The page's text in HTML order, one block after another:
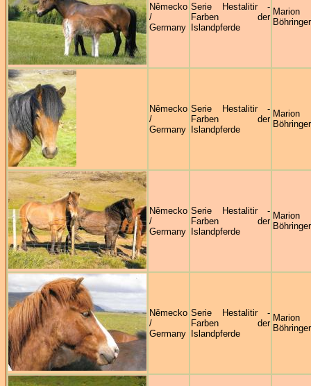
Německo
/
Germany
Serie Hestalitir -
Farben der
Islandpferde
Marion
Böhringer
Německo
/
Germany
Serie Hestalitir -
Farben der
Islandpferde
Marion
Böhringer
Německo
/
Germany
Serie Hestalitir -
Farben der
Islandpferde
Marion
Böhringer
Německo
/
Germany
Serie Hestalitir -
Farben der
Islandpferde
Marion
Böhringer